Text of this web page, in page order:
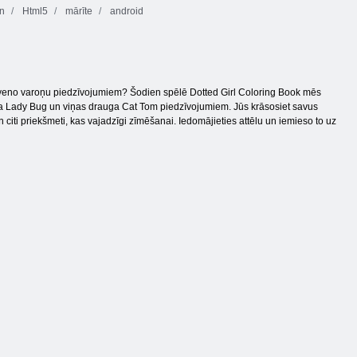
Html5 mārīte android
varoņu piedzīvojumiem? Šodien spēlē Dotted Girl Coloring Book mēs
Bug un viņas drauga Cat Tom piedzīvojumiem. Jūs krāsosiet savus
priekšmeti, kas vajadzīgi zīmēšanai. Iedomājieties attēlu un iemieso to uz